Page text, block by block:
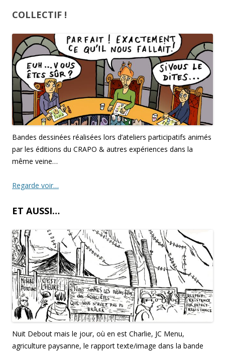
COLLECTIF !
Bandes dessinées réalisées lors d’ateliers participatifs animés
par les éditions du CRAPO & autres expériences dans la
même veine…
Regarde voir…
ET AUSSI…
Nuit Debout mais le jour, où en est Charlie, JC Menu,
agriculture paysanne, le rapport texte/image dans la bande